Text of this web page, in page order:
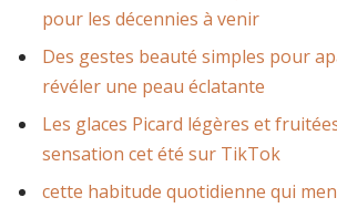
pour les décennies à venir
Des gestes beauté simples pour
révéler une peau éclatante
Les glaces Picard légères et
sensation cet été sur TikTok
cette habitude quotidienne qui